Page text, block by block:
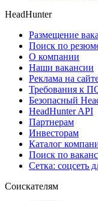
HeadHunter
Размещение
Поиск по
О компании
Наши вакансии
Реклама на
Требования к
Безопасный
HeadHunter API
Партнерам
Инвесторам
Каталог
Поиск по
Сетка: соцсеть
Соискателям